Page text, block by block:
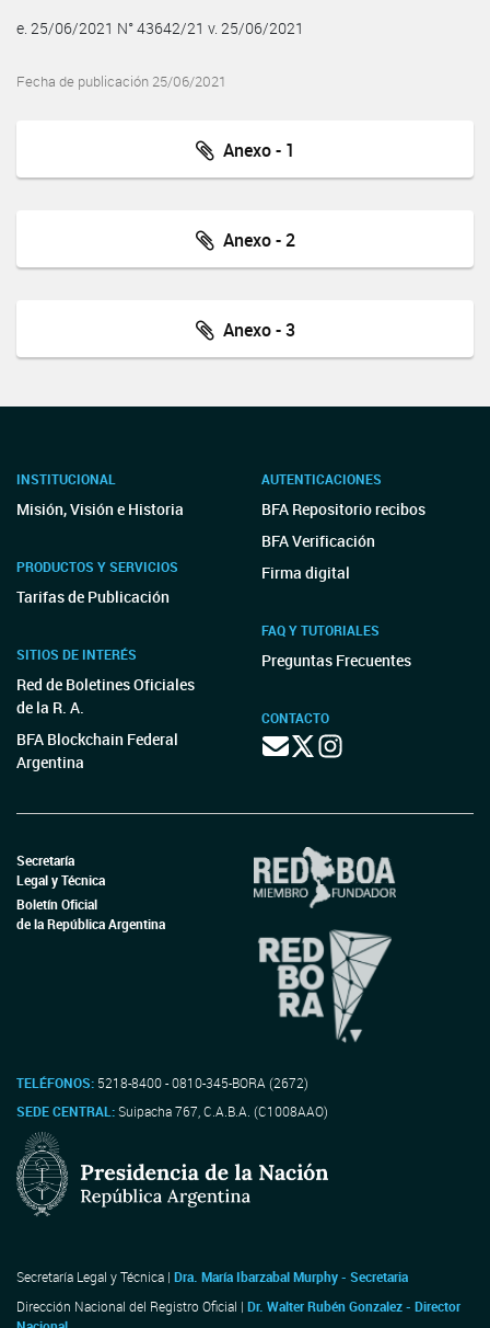
e. 25/06/2021 N° 43642/21 v. 25/06/2021
Fecha de publicación 25/06/2021
Anexo - 1
Anexo - 2
Anexo - 3
INSTITUCIONAL
Misión, Visión e Historia
PRODUCTOS Y SERVICIOS
Tarifas de Publicación
SITIOS DE INTERÉS
Red de Boletines Oficiales
de la R. A.
BFA Blockchain Federal
Argentina
AUTENTICACIONES
BFA Repositorio recibos
BFA Verificación
Firma digital
FAQ Y TUTORIALES
Preguntas Frecuentes
CONTACTO
Secretaría
Legal y Técnica
Boletín Oficial
de la República Argentina
TELÉFONOS: 5218-8400 - 0810-345-BORA (2672)
SEDE CENTRAL:Suipacha 767, C.A.B.A. (C1008AAO)
Secretaría Legal y Técnica | Dra. María Ibarzabal Murphy - Secretaria
Dirección Nacional del Registro Oficial | Dr. Walter Rubén Gonzalez - Director